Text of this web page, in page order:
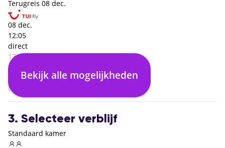
Terugreis 08 dec.
08 dec.
12:05
direct
17:05
Madeira Funchal (FNC)
04:00
Dusseldorf (DUS)
Bekijk alle mogelijkheden
3. Selecteer verblijf
Standaard kamer